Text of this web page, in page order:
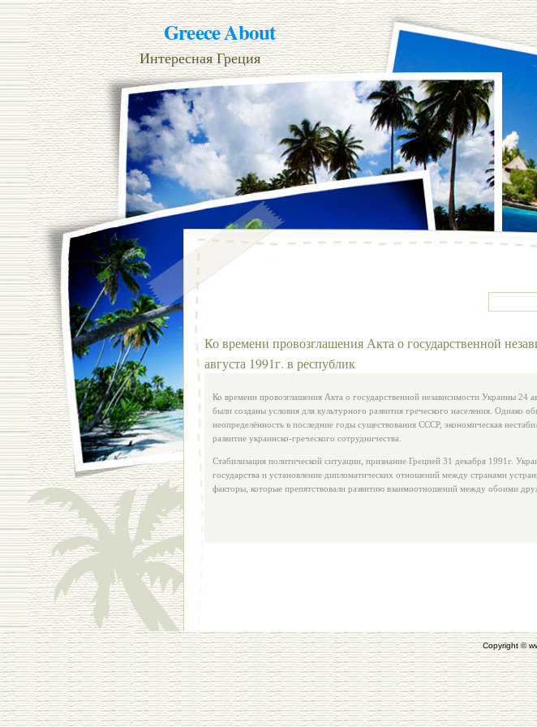
Greece About
Интересная Греция
Ко времени провозглашения Акта о государственной
августа 1991г. в республик
Ко времени провозглашения Акта о государственной независимости Украины 24
были созданы условия для культурного развития греческого населения. Однако
неопределённость в последние годы существования СССР, экономическая
развитие украинско-греческого сотрудничества.
Стабилизация политической ситуации, признание Грецией 31 декабря 1991г.
государства и установление дипломатических отношений между странами
факторы, которые препятствовали развитию взаимоотношений между обоими
Copyright ©